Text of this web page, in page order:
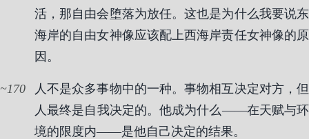
活，那自由会堕落为放任。这也是为什么我要说东
海岸的自由女神像应该配上西海岸责任女神像的原
因。
170
人不是众多事物中的一种。事物相互决定对方，但
人最终是自我决定的。他成为什么——在天赋与环
境的限度内——是他自己决定的结果。